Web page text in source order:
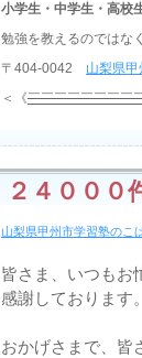
小学生・中学生・高校
勉強を教えるのではな
〒404-0042 山梨県
＜《￣￣￣￣￣￣￣￣
２４００
山梨県甲州市学習塾のこ
皆さま、いつもお
感謝しております。
おかげさまで、皆